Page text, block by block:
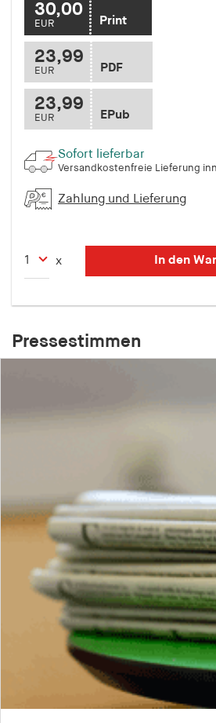
30,00
EUR Print
23,99
EUR PDF
23,99
EUR EPub
Sofort lieferbar
Versandkostenfreie Lieferung
Zahlung und Lieferung
x In den
Pressestimmen